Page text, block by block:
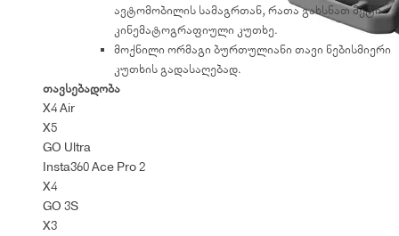
ავტომობილის სამაგრთან, რათა გახსნათ მეტი
კინემატოგრაფიული კუთხე.
მოქნილი ორმაგი ბურთულიანი თავი ნებისმიერი
კუთხის გადასაღებად.
თავსებადობა
X4 Air
X5
GO Ultra
Insta360 Ace Pro 2
X4
GO 3S
X3